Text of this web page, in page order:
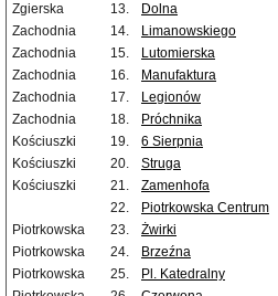
Zgierska
13. Dolna
Zachodnia
14. Limanowskiego
Zachodnia
15. Lutomierska
Zachodnia
16. Manufaktura
Zachodnia
17. Legionów
Zachodnia
18. Próchnika
Kościuszki
19. 6 Sierpnia
Kościuszki
20. Struga
Kościuszki
21. Zamenhofa
22.
Piotrkowska Centrum
Piotrkowska
23. Żwirki
Piotrkowska
24. Brzeźna
Piotrkowska
25. Pl. Katedralny